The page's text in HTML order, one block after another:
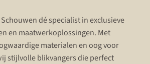
Schouwen dé specialist in exclusieve
en maatwerkoplossingen. Met
materialen en oog voor
stijlvolle blikvangers die perfect